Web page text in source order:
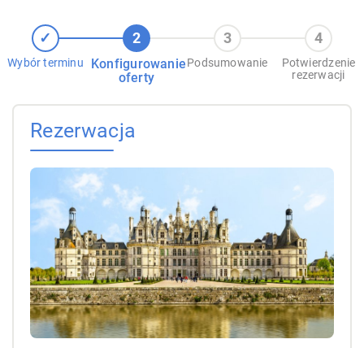
Wybór terminu
Konfigurowanie
oferty
Podsumowanie
Potwierdzenie
rezerwacji
Rezerwacja